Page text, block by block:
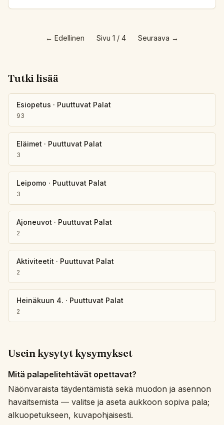
← Edellinen Sivu 1 / 4 Seuraava →
Tutki lisää
Esiopetus · Puuttuvat Palat
93
Eläimet · Puuttuvat Palat
3
Leipomo · Puuttuvat Palat
3
Ajoneuvot · Puuttuvat Palat
2
Aktiviteetit · Puuttuvat Palat
2
Heinäkuun 4. · Puuttuvat Palat
2
Usein kysytyt kysymykset
Mitä palapelitehtävät opettavat?
Näönvaraista täydentämistä sekä muodon ja asennon
havaitsemista — valitse ja aseta aukkoon sopiva pala;
alkuopetukseen, kuvapohjaisesti.